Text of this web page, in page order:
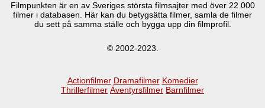
Filmpunkten är en av Sveriges största filmsajter med över 22 000
filmer i databasen. Här kan du betygsätta filmer, samla de filmer
du sett på samma ställe och bygga upp din filmprofil.
© 2002-2023.
Actionfilmer Dramafilmer Komedier
Thrillerfilmer Äventyrsfilmer Barnfilmer